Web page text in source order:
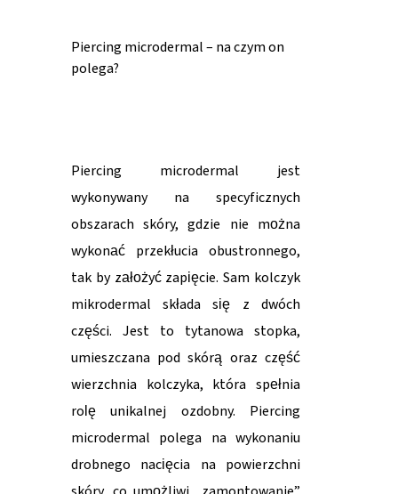
Piercing microdermal – na czym on
polega?
Piercing microdermal jest
wykonywany na specyficznych
obszarach skóry, gdzie nie można
wykonać przekłucia obustronnego,
tak by założyć zapięcie. Sam kolczyk
mikrodermal składa się z dwóch
części. Jest to tytanowa stopka,
umieszczana pod skórą oraz część
wierzchnia kolczyka, która spełnia
rolę unikalnej ozdobny. Piercing
microdermal polega na wykonaniu
drobnego nacięcia na powierzchni